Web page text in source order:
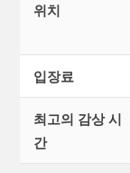
위치
입장료
최고의 감상 시
간